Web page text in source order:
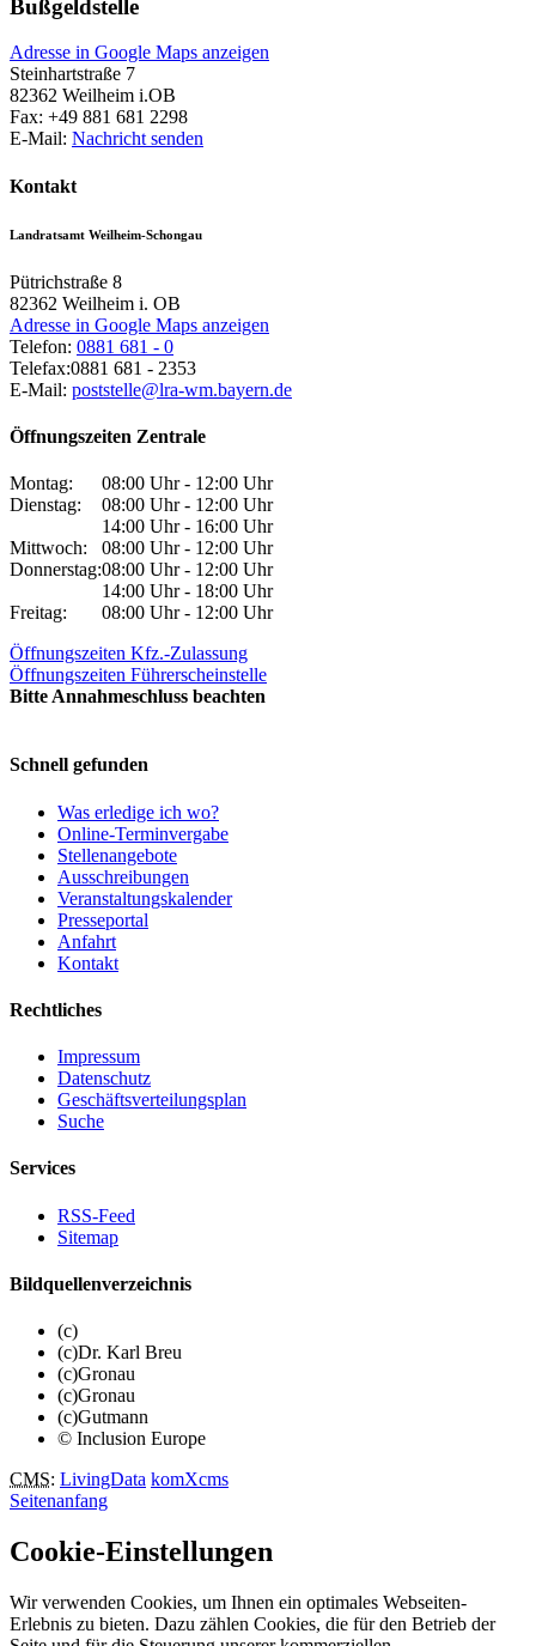
Bußgeldstelle
Adresse in Google Maps anzeigen
Steinhartstraße 7
82362 Weilheim i.OB
Fax: +49 881 681 2298
E-Mail: Nachricht senden
Kontakt
Landratsamt Weilheim-Schongau
Pütrichstraße 8
82362 Weilheim i. OB
Adresse in Google Maps anzeigen
Telefon: 0881 681 - 0
Telefax:0881 681 - 2353
E-Mail: poststelle@lra-wm.bayern.de
Öffnungszeiten Zentrale
Montag:
08:00 Uhr - 12:00 Uhr
Dienstag:
08:00 Uhr - 12:00 Uhr
14:00 Uhr - 16:00 Uhr
Mittwoch:
08:00 Uhr - 12:00 Uhr
Donnerstag:08:00 Uhr - 12:00 Uhr
14:00 Uhr - 18:00 Uhr
Freitag:
08:00 Uhr - 12:00 Uhr
Öffnungszeiten Kfz.-Zulassung
Öffnungszeiten Führerscheinstelle
Bitte Annahmeschluss beachten
Schnell gefunden
Was erledige ich wo?
Online-Terminvergabe
Stellenangebote
Ausschreibungen
Veranstaltungskalender
Presseportal
Anfahrt
Kontakt
Rechtliches
Impressum
Datenschutz
Geschäftsverteilungsplan
Suche
Services
RSS-Feed
Sitemap
Bildquellenverzeichnis
(c)
(c)Dr. Karl Breu
(c)Gronau
(c)Gronau
(c)Gutmann
© Inclusion Europe
CMS: LivingData komXcms
Seitenanfang
Cookie-Einstellungen
Wir verwenden Cookies, um Ihnen ein optimales Webseiten-
Erlebnis zu bieten. Dazu zählen Cookies, die für den Betrieb der